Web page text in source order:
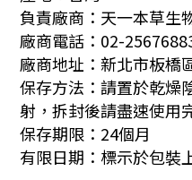
負責廠商：天一本草生
廠商電話：02-
廠商地址： 新北市板橋
保存方法：請置於乾燥
射，拆封後請盡速使用
保存期限：24個月
有限日期：標示於包裝